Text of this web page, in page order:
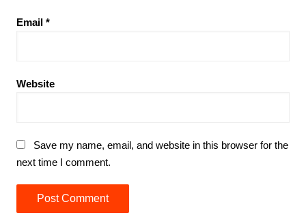
Email *
Website
Save my name, email, and website in this browser for the
next time I comment.